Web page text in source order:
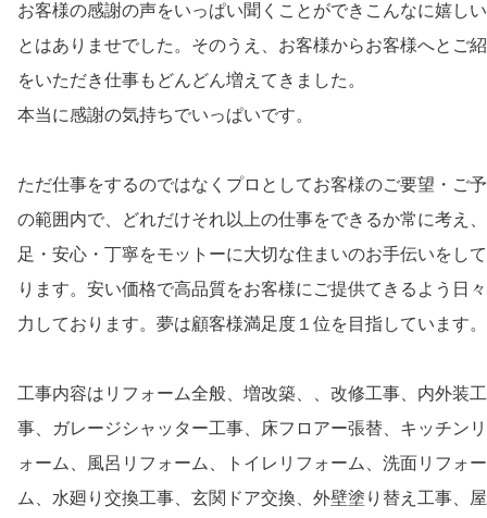
お客様の感謝の声をいっぱい聞くことができこんなに嬉し
とはありませでした。そのうえ、お客様からお客様へとご
をいただき仕事もどんどん増えてきました。
本当に感謝の気持ちでいっぱいです。
ただ仕事をするのではなくプロとしてお客様のご要望・ご
の範囲内で、どれだけそれ以上の仕事をできるか常に考え
足・安心・丁寧をモットーに大切な住まいのお手伝いをし
ります。安い価格で高品質をお客様にご提供てきるよう日
力しております。夢は顧客様満足度１位を目指しています。
工事内容はリフォーム全般、増改築、、改修工事、内外装工
事、ガレージシャッター工事、床フロアー張替、キッチン
ォーム、風呂リフォーム、トイレリフォーム、洗面リフォー
ム、水廻り交換工事、玄関ドア交換、外壁塗り替え工事、